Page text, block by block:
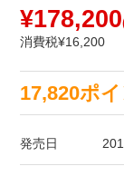
¥178,200
消費税¥16,200
17,820ポ
発売日